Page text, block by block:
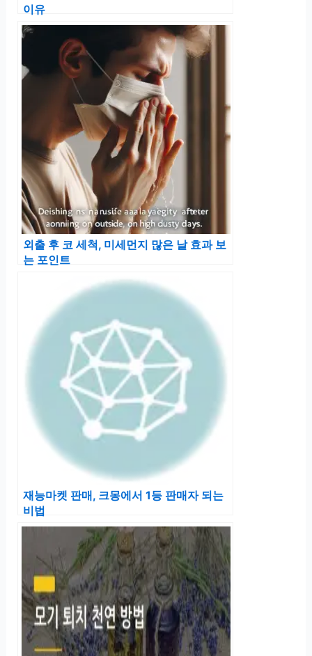
이유
외출 후 코 세척, 미세먼지 많은 날 효과 보
는 포인트
재능마켓 판매, 크몽에서 1등 판매자 되는
비법